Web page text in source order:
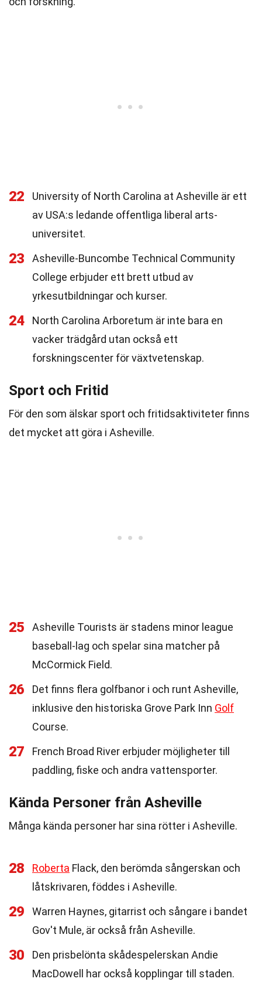
22
University of North Carolina at Asheville är ett
av USA:s ledande offentliga liberal arts-
universitet.
23
Asheville-Buncombe Technical Community
College erbjuder ett brett utbud av
yrkesutbildningar och kurser.
24
North Carolina Arboretum är inte bara en
vacker trädgård utan också ett
forskningscenter för växtvetenskap.
Sport och Fritid
För den som älskar sport och fritidsaktiviteter finns
det mycket att göra i Asheville.
25
Asheville Tourists är stadens minor league
baseball-lag och spelar sina matcher på
McCormick Field.
26
Det finns flera golfbanor i och runt Asheville,
inklusive den historiska Grove Park Inn Golf
Course.
27
French Broad River erbjuder möjligheter till
paddling, fiske och andra vattensporter.
Kända Personer från Asheville
Många kända personer har sina rötter i Asheville.
28 Roberta Flack, den berömda sångerskan och
låtskrivaren, föddes i Asheville.
29
Warren Haynes, gitarrist och sångare i bandet
Gov't Mule, är också från Asheville.
30
Den prisbelönta skådespelerskan Andie
MacDowell har också kopplingar till staden.